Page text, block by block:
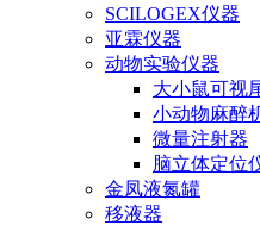
SCILOGEX仪器
亚霖仪器
动物实验仪器
大小鼠可视
小动物麻醉
微量注射器
脑立体定位
金凤液氮罐
移液器